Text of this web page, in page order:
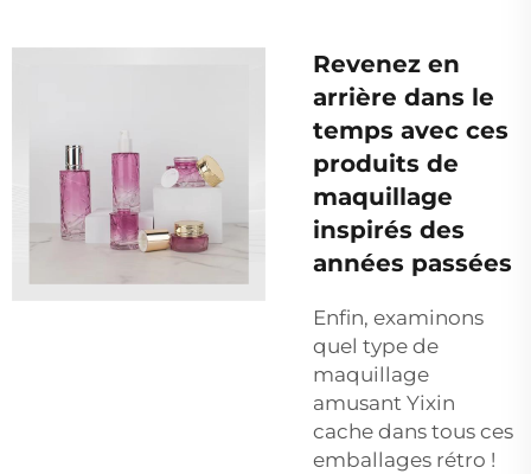
Revenez en
arrière dans le
temps avec ces
produits de
maquillage
inspirés des
années passées
Enfin, examinons
quel type de
maquillage
amusant Yixin
cache dans tous ces
emballages rétro !